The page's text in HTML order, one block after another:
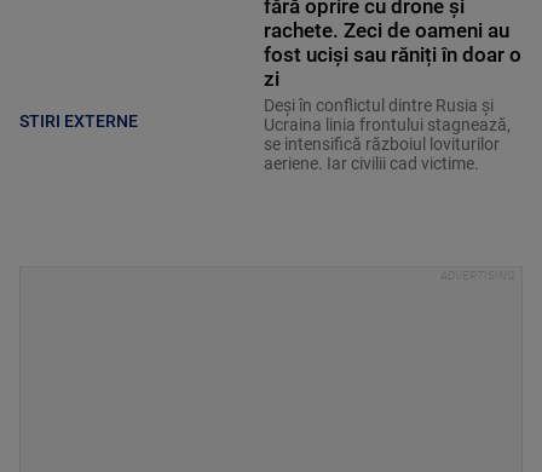
STIRI EXTERNE
fără oprire cu drone și
rachete. Zeci de oameni au
fost uciși sau răniți în doar o
zi
Deși în conflictul dintre Rusia și
Ucraina linia frontului stagnează,
se intensifică războiul loviturilor
aeriene. Iar civilii cad victime.